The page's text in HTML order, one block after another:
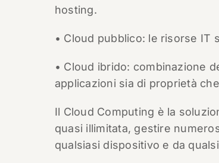
hosting.
• Cloud pubblico: le risorse IT
• Cloud ibrido: combinazione
applicazioni sia di proprietà
Il Cloud Computing è la
quasi illimitata, gestire
qualsiasi dispositivo e da